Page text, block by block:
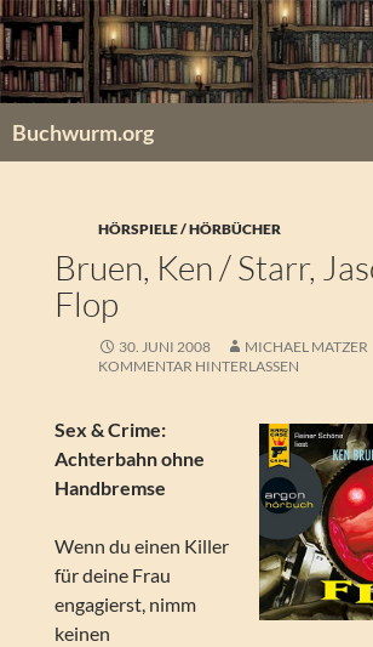
Zum
Inhalt
springen
Buchwurm.org
HÖRSPIELE / HÖRBÜCHER
Bruen, Ken / Starr,
Flop
30. JUNI 2008
MICHAEL MATZER
KOMMENTAR HINTERLASSEN
Sex & Crime:
Achterbahn ohne
Handbremse
Wenn du einen Killer
für deine Frau
engagierst, nimm
keinen